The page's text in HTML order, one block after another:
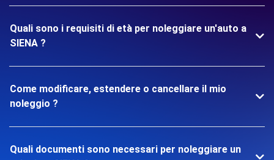
Quali sono i requisiti di età per noleggiare un'auto a
SIENA ?
Come modificare, estendere o cancellare il mio
noleggio ?
Quali documenti sono necessari per noleggiare un